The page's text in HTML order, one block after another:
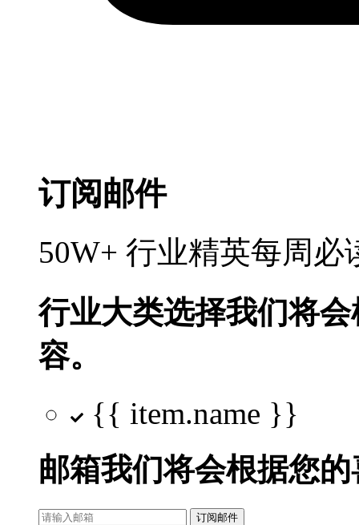
订阅邮件
50W+ 行业精英每周
行业大类选择我们将
容。
{{ item.name }}
邮箱我们将会根据您
订阅邮件